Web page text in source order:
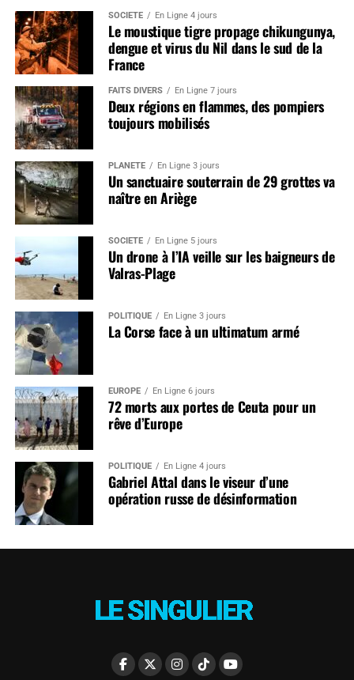
SOCIÉTÉ En Ligne 4 jours
Le moustique tigre propage chikungunya,
dengue et virus du Nil dans le sud de la
France
FAITS DIVERS En Ligne 7 jours
Deux régions en flammes, des pompiers
toujours mobilisés
PLANÈTE En Ligne 3 jours
Un sanctuaire souterrain de 29 grottes va
naître en Ariège
SOCIÉTÉ En Ligne 5 jours
Un drone à l’IA veille sur les baigneurs de
Valras-Plage
POLITIQUE En Ligne 3 jours
La Corse face à un ultimatum armé
EUROPE En Ligne 6 jours
72 morts aux portes de Ceuta pour un
rêve d’Europe
POLITIQUE En Ligne 4 jours
Gabriel Attal dans le viseur d’une
opération russe de désinformation